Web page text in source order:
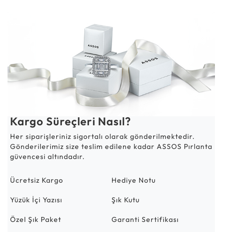
Kargo Süreçleri Nasıl?
Her siparişleriniz sigortalı olarak gönderilmektedir.
Gönderilerimiz size teslim edilene kadar ASSOS Pırlanta
güvencesi altındadır.
Ücretsiz Kargo Hediye Notu
Yüzük İçi Yazısı Şık Kutu
Özel Şık Paket Garanti Sertifikası